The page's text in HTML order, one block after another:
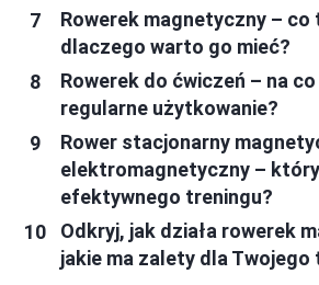
Rowerek magnetyczny – co
dlaczego warto go mieć?
Rowerek do ćwiczeń – na
regularne użytkowanie?
Rower stacjonarny
elektromagnetyczny –
efektywnego treningu?
Odkryj, jak działa rowerek
jakie ma zalety dla Twojego